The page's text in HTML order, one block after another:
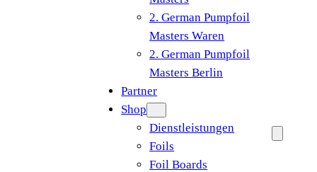
2. German Pumpfoil
Masters Waren
2. German Pumpfoil
Masters Berlin
Partner
Shop
Dienstleistungen
Foils
Foil Boards